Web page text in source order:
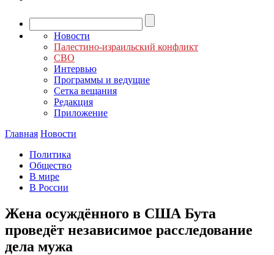
Новости
Палестино-израильский конфликт
СВО
Интервью
Программы и ведущие
Сетка вещания
Редакция
Приложение
Главная Новости
Политика
Общество
В мире
В России
Жена осуждённого в США Бута
проведёт независимое расследование
дела мужа